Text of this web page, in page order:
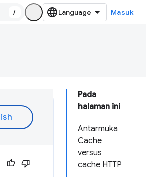
/ Masuk
Pada
halaman ini
Antarmuka
Cache
versus
cache HTTP